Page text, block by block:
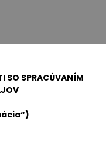
SO SPRACÚVANÍM